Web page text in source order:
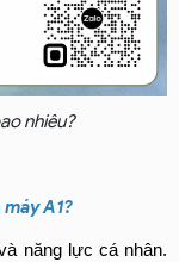
nhiêu?
A1?
năng lực cá nhân.